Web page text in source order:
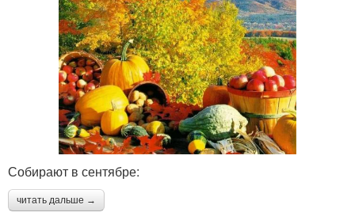
Собирают в сентябре:
читать дальше →